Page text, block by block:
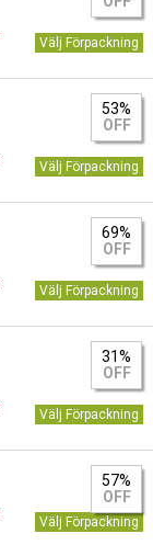
Välj Förpackning
53%
OFF
Välj Förpackning
69%
OFF
Välj Förpackning
31%
OFF
Välj Förpackning
57%
OFF
Välj Förpackning